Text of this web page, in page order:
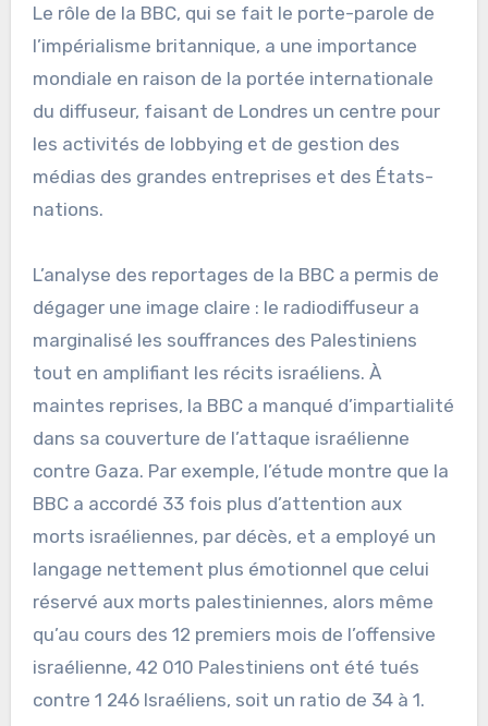
Le rôle de la BBC, qui se fait le porte-parole de
l’impérialisme britannique, a une importance
mondiale en raison de la portée internationale
du diffuseur, faisant de Londres un centre pour
les activités de lobbying et de gestion des
médias des grandes entreprises et des États-
nations.
L’analyse des reportages de la BBC a permis de
dégager une image claire : le radiodiffuseur a
marginalisé les souffrances des Palestiniens
tout en amplifiant les récits israéliens. À
maintes reprises, la BBC a manqué d’impartialité
dans sa couverture de l’attaque israélienne
contre Gaza. Par exemple, l’étude montre que la
BBC a accordé 33 fois plus d’attention aux
morts israéliennes, par décès, et a employé un
langage nettement plus émotionnel que celui
réservé aux morts palestiniennes, alors même
qu’au cours des 12 premiers mois de l’offensive
israélienne, 42 010 Palestiniens ont été tués
contre 1 246 Israéliens, soit un ratio de 34 à 1.